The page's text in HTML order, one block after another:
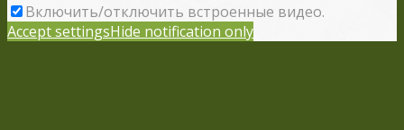
Включить/отключить встроенные видео.
Accept settingsHide notification only